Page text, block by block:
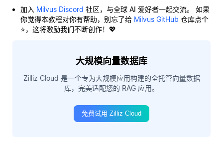
加入 Milvus Discord 社区，与全球 AI 爱好者一起交流。 如果
你觉得本教程对你有帮助，别忘了给 Milvus GitHub 仓库点个
⭐，这将激励我们不断创作！💖
大规模向量数据库
Zilliz Cloud 是一个专为大规模应用构建的全托管向量数据
库，完美适配您的 RAG 应用。
免费试用 Zilliz Cloud